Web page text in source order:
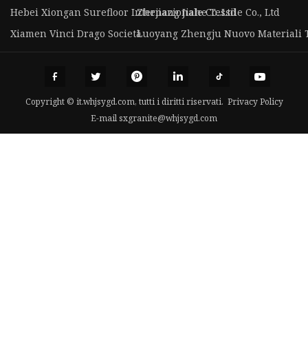
Hebei Xiongan Surefloor Internazionale Co..Ltd
Zhejiang Jiahe Tessile Co., Ltd
Xiamen Vinci Drago SocietàLuoyang Zhengju Nuovo Materiali
Copyright © it.whjsygd.com, tutti i diritti riservati. Privacy Policy
E-mail sxgranite@whjsygd.com